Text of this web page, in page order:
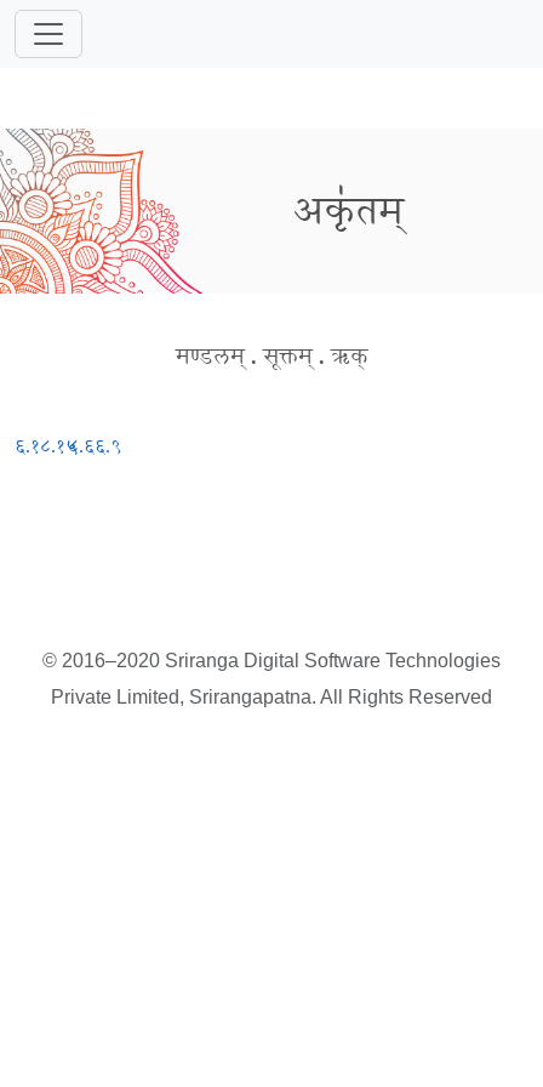
अकृ॑तम्
मण्डलम् . सूक्तम् . ऋक्
६.१८.१५८.६६.९
© 2016–2020 Sriranga Digital Software Technologies
Private Limited, Srirangapatna. All Rights Reserved